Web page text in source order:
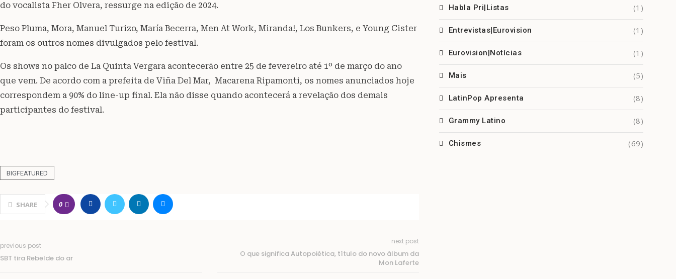
do vocalista Fher Olvera, ressurge na edição de 2024.
Peso Pluma, Mora, Manuel Turizo, María Becerra, Men At Work, Miranda!, Los Bunkers, e Young Cister
foram os outros nomes divulgados pelo festival.
Os shows no palco de La Quinta Vergara acontecerão entre 25 de fevereiro até 1º de março do ano
que vem. De acordo com a prefeita de Viña Del Mar, Macarena Ripamonti, os nomes anunciados hoje
correspondem a 90% do line-up final. Ela não disse quando acontecerá a revelação dos demais
participantes do festival.
BIGFEATURED
SHARE 0
previous post
SBT tira Rebelde do ar
next post
O que significa Autopoiética, título do novo álbum da
Mon Laferte
Habla Pri|Listas (1)
Entrevistas|Eurovision (1)
Eurovision|Notícias (1)
Mais (5)
LatinPop Apresenta (8)
Grammy Latino (8)
Chismes (69)